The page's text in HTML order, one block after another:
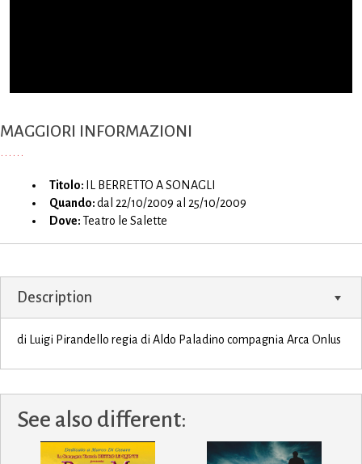
MAGGIORI INFORMAZIONI
Titolo:
IL BERRETTO A SONAGLI
Quando:dal 22/10/2009 al 25/10/2009
Dove:Teatro le Salette
Description
di Luigi Pirandello regia di Aldo Paladino compagnia Arca Onlus
See also different: